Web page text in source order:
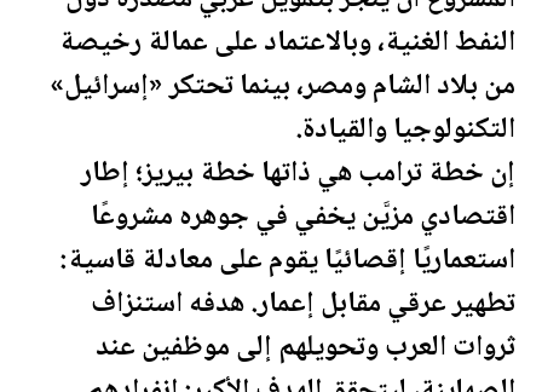
النفطالغنية، وبالاعتماد على عمالة رخيصة
من بلاد الشام ومصر، بينما تحتكر «إسرائيل»
التكنولوجيا والقيادة.
إن خطةترامبهي ذاتها خطة بيريز؛ إطار
اقتصادي مزيَّن يخفي في جوهره مشروعًا
استعماريًا إقصائيًا يقوم على معادلة قاسية:
تطهير عرقي مقابل إعمار. هدفه استنزاف
ثروات العرب وتحويلهم إلى موظفين عند